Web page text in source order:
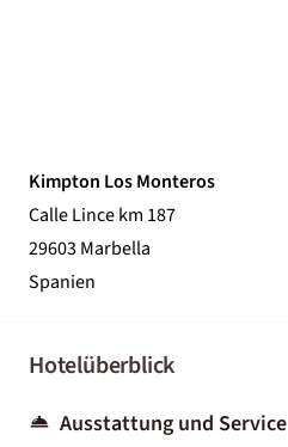
Kimpton Los Monteros
Calle Lince km 187
29603 Marbella
Spanien
Hotelüberblick
Ausstattung und Service